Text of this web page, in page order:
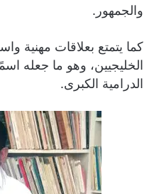
والجمهور.
كما يتمتع بعلاقات مهنية
الخليجيين، وهو ما جعله
الدرامية الكبرى.